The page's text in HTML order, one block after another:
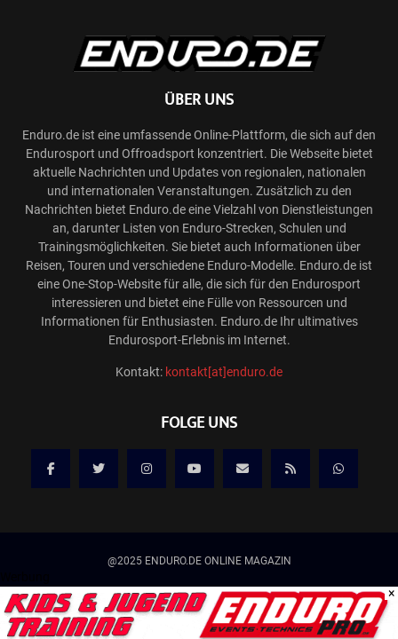
ÜBER UNS
Enduro.de ist eine umfassende Online-Plattform, die sich auf den
Endurosport und Offroadsport konzentriert. Die Webseite bietet
aktuelle Nachrichten und Updates von regionalen, nationalen
und internationalen Veranstaltungen. Zusätzlich zu den
Nachrichten bietet Enduro.de eine Vielzahl von Dienstleistungen
an, darunter Listen von Enduro-Strecken, Schulen und
Trainingsmöglichkeiten. Sie bietet auch Informationen über
Reisen, Touren und verschiedene Enduro-Modelle. Enduro.de ist
eine One-Stop-Website für alle, die sich für den Endurosport
interessieren und bietet eine Fülle von Ressourcen und
Informationen für Enthusiasten. Enduro.de Ihr ultimatives
Endurosport-Erlebnis im Internet.
Kontakt: kontakt[at]enduro.de
FOLGE UNS
@2025 ENDURO.DE ONLINE MAGAZIN
Kontakt
Mediadaten/Werbung
Allgemeine Geschäftsbedingungen
Impressum
×